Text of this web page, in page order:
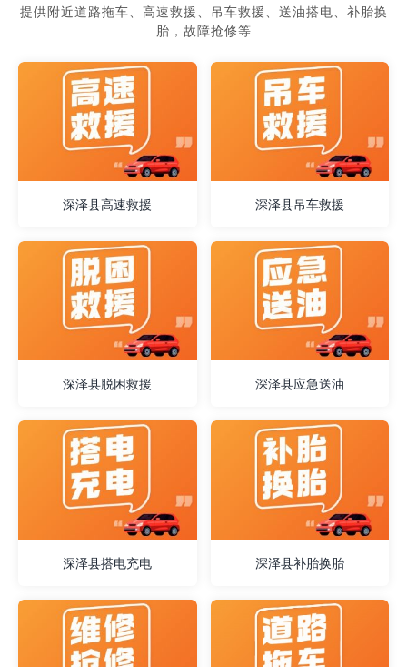
提供附近道路拖车、高速救援、吊车救援、送油搭电、补胎换
胎，故障抢修等
深泽县高速救援 深泽县吊车救援
深泽县脱困救援 深泽县应急送油
深泽县搭电充电 深泽县补胎换胎